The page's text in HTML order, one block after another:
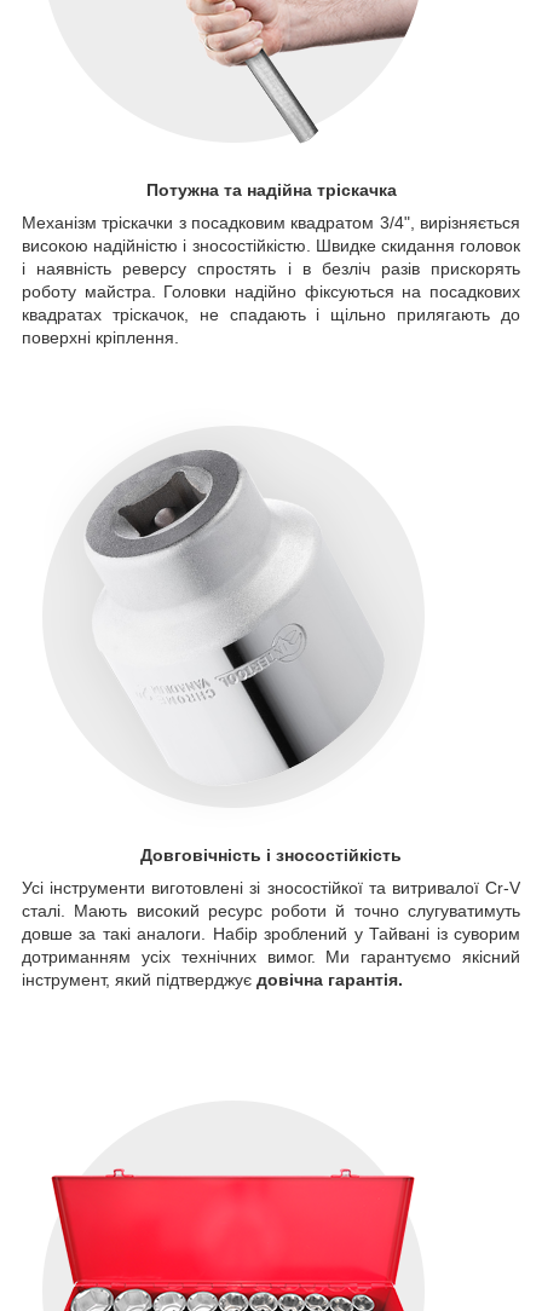
Потужна та надійна тріскачка
Механізм тріскачки з посадковим квадратом 3/4", вирізняється
високою надійністю і зносостійкістю. Швидке скидання головок
і наявність реверсу спростять і в безліч разів прискорять
роботу майстра. Головки надійно фіксуються на посадкових
квадратах тріскачок, не спадають і щільно прилягають до
поверхні кріплення.
Довговічність і зносостійкість
Усі інструменти виготовлені зі зносостійкої та витривалої Cr-V
сталі. Мають високий ресурс роботи й точно слугуватимуть
довше за такі аналоги. Набір зроблений у Тайвані із суворим
дотриманням усіх технічних вимог. Ми гарантуємо якісний
інструмент, який підтверджує довічна гарантія.